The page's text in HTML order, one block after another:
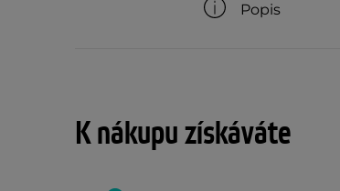
Popis
K nákupu získáváte